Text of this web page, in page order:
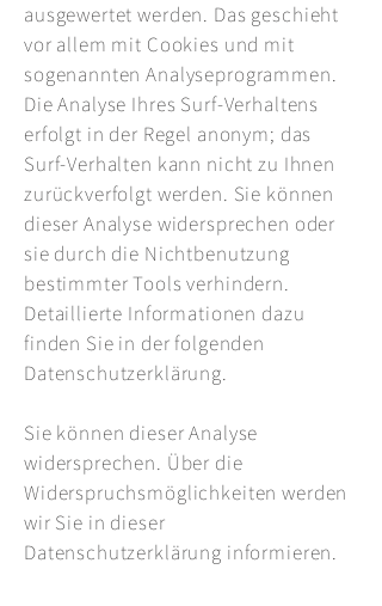
ausgewertet werden. Das geschieht
vor allem mit Cookies und mit
sogenannten Analyseprogrammen.
Die Analyse Ihres Surf-Verhaltens
erfolgt in der Regel anonym; das
Surf-Verhalten kann nicht zu Ihnen
zurückverfolgt werden. Sie können
dieser Analyse widersprechen oder
sie durch die Nichtbenutzung
bestimmter Tools verhindern.
Detaillierte Informationen dazu
finden Sie in der folgenden
Datenschutzerklärung.
Sie können dieser Analyse
widersprechen. Über die
Widerspruchsmöglichkeiten werden
wir Sie in dieser
Datenschutzerklärung informieren.